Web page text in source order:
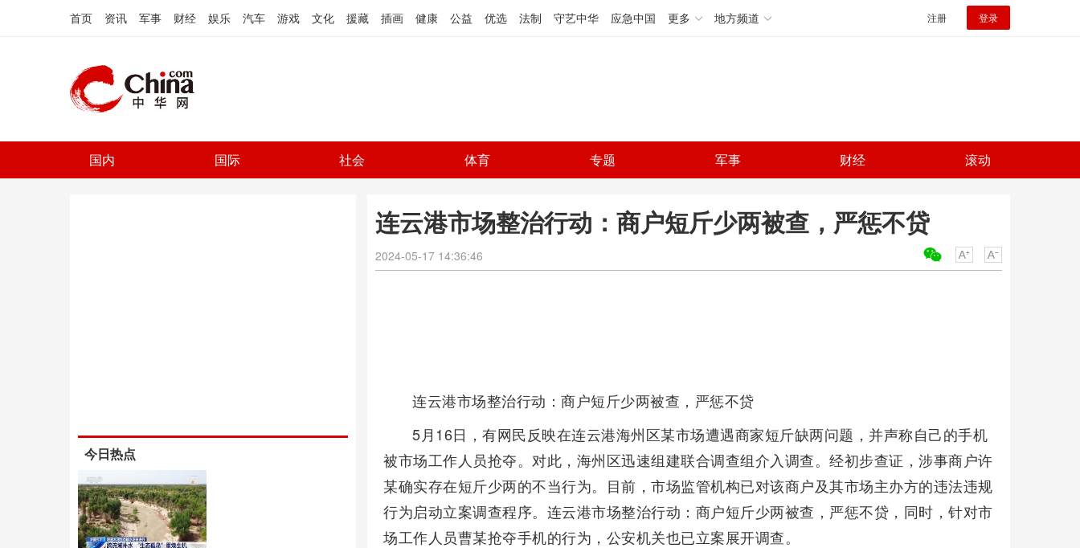
首页 资讯 军事 财经 娱乐 汽车 游戏 文化 援藏 插画 健康 公益 优选 法制 守艺中华 应急中国 更多 地方频道 注册 登录
国内 国际 社会 体育 专题 军事 财经 滚动
连云港市场整治行动：商户短斤少两被查，严惩不贷
2024-05-17 14:36:46
连云港市场整治行动：商户短斤少两被查，严惩不贷
5月16日，有网民反映在连云港海州区某市场遭遇商家短斤缺两问题，并声称自己的手机
被市场工作人员抢夺。对此，海州区迅速组建联合调查组介入调查。经初步查证，涉事商户许
某确实存在短斤少两的不当行为。目前，市场监管机构已对该商户及其市场主办方的违法违规
行为启动立案调查程序。连云港市场整治行动：商户短斤少两被查，严惩不贷，同时，针对市
场工作人员曹某抢夺手机的行为，公安机关也已立案展开调查。
今日热点